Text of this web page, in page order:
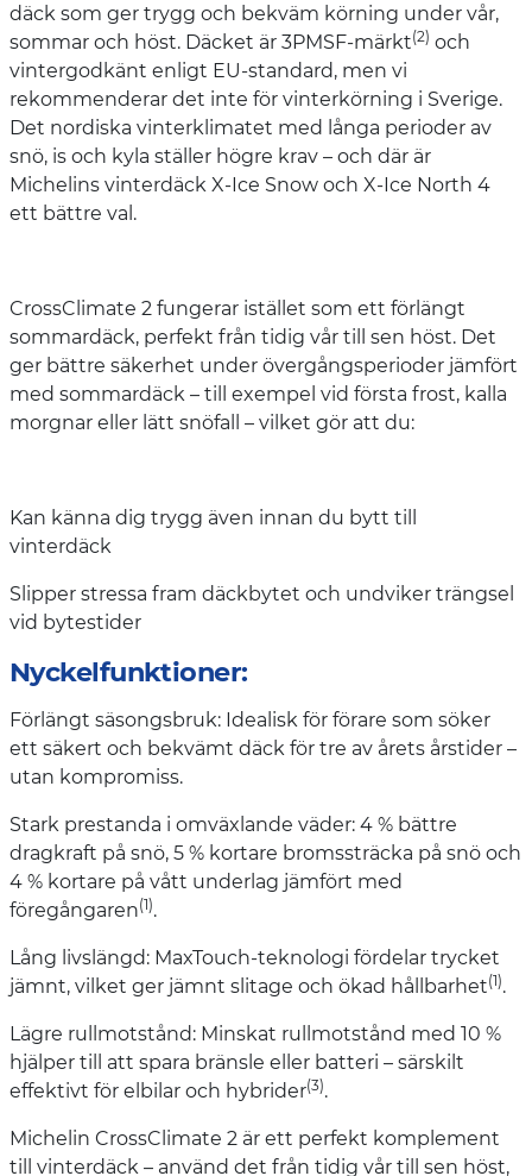
däck som ger trygg och bekväm körning under vår,
sommar och höst. Däcket är 3PMSF-märkt(2) och
vintergodkänt enligt EU-standard, men vi
rekommenderar det inte för vinterkörning i Sverige.
Det nordiska vinterklimatet med långa perioder av
snö, is och kyla ställer högre krav – och där är
Michelins vinterdäck X-Ice Snow och X-Ice North 4
ett bättre val.
CrossClimate 2 fungerar istället som ett förlängt
sommardäck, perfekt från tidig vår till sen höst. Det
ger bättre säkerhet under övergångsperioder jämfört
med sommardäck – till exempel vid första frost, kalla
morgnar eller lätt snöfall – vilket gör att du:
Kan känna dig trygg även innan du bytt till
vinterdäck
Slipper stressa fram däckbytet och undviker trängsel
vid bytestider
Nyckelfunktioner:
Förlängt säsongsbruk: Idealisk för förare som söker
ett säkert och bekvämt däck för tre av årets årstider –
utan kompromiss.
Stark prestanda i omväxlande väder: 4 % bättre
dragkraft på snö, 5 % kortare bromssträcka på snö och
4 % kortare på vått underlag jämfört med
föregångaren(1).
Lång livslängd: MaxTouch-teknologi fördelar trycket
jämnt, vilket ger jämnt slitage och ökad hållbarhet(1).
Lägre rullmotstånd: Minskat rullmotstånd med 10 %
hjälper till att spara bränsle eller batteri – särskilt
effektivt för elbilar och hybrider(3).
Michelin CrossClimate 2 är ett perfekt komplement
till vinterdäck – använd det från tidig vår till sen höst,